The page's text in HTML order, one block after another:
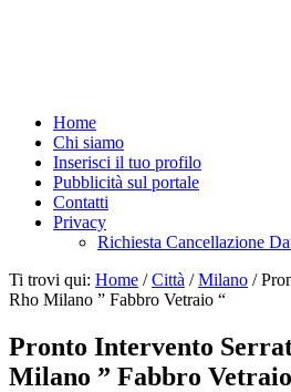
Home
Chi siamo
Inserisci il tuo profilo
Pubblicità sul portale
Contatti
Privacy
Richiesta Cancellazione
Ti trovi qui: Home / Città / Milano /
Rho Milano ” Fabbro Vetraio “
Pronto Intervento
Milano ” Fabbro